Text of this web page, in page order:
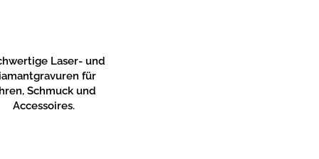
Laser- und
für
Schmuck und
Accessoires.